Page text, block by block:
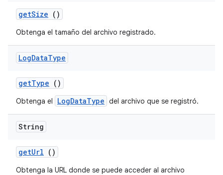
getSize ()
Obtenga el tamaño del archivo registrado.
LogDataType
getType ()
Obtenga el LogDataType del archivo que se registró.
String
getUrl ()
Obtenga la URL donde se puede acceder al archivo